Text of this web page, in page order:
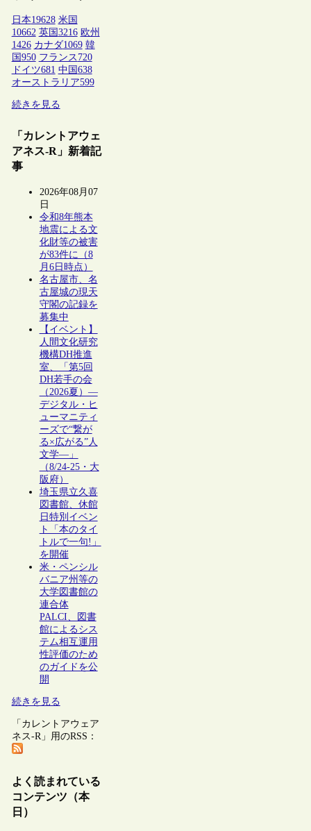
日本19628 米国
10662 英国 3216 欧州
1426 カナダ1069 韓
国 950 フランス 720
ドイツ681 中国 638
オーストラリア599
続きを見る
「カレントアウェ
アネス-R」新着記
事
2026年08月07
日
令和8年熊本
地震による文
化財等の被害
が83件に（8
月6日時点）
名古屋市、名
古屋城の現天
守閣の記録を
募集中
【イベント】
人間文化研究
機構DH推進
室、「第5回
DH若手の会
（2026夏）―
デジタル・ヒ
ューマニティ
ーズで“繋が
る×広がる”人
文学―」
（8/24-25・大
阪府）
埼玉県立久喜
図書館、休館
日特別イベン
ト「本のタイ
トルで一句!」
を開催
米・ペンシル
バニア州等の
大学図書館の
連合体
PALCI、図書
館によるシス
テム相互運用
性評価のため
のガイドを公
開
続きを見る
「カレントアウェア
ネス-R」用のRSS：
よく読まれている
コンテンツ（本
日）